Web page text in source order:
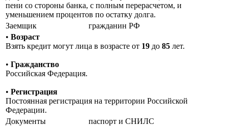
пени со стороны банка, с полным перерасчетом, и
уменьшением процентов по остатку долга.
Заемщик
гражданин РФ
• Возраст
Взять кредит могут лица в возрасте от 19 до 85 лет.
• Гражданство
Российская Федерация.
• Регистрация
Постоянная регистрация на территории Российской
Федерации.
Документы
паспорт и СНИЛС